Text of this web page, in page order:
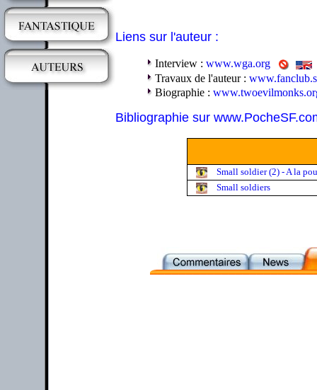
Liens sur l'auteur :
Interview : www.wga.org
Travaux de l'auteur :
Biographie :
Bibliographie sur
Small soldier (2) - A la
Small soldiers